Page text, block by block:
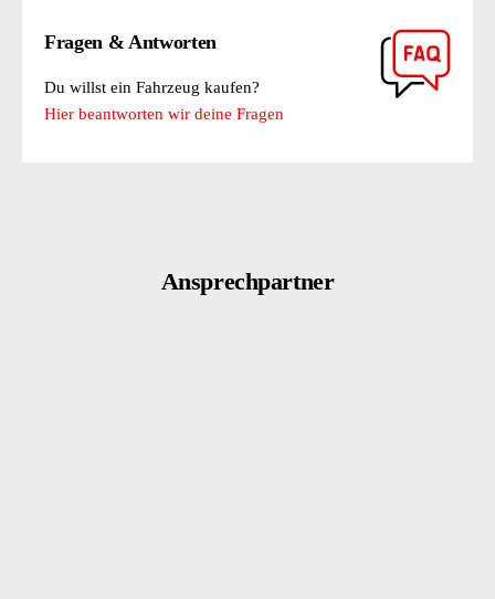
Fragen & Antworten
Du willst ein Fahrzeug kaufen?
Hier beantworten wir deine Fragen
Ansprechpartner